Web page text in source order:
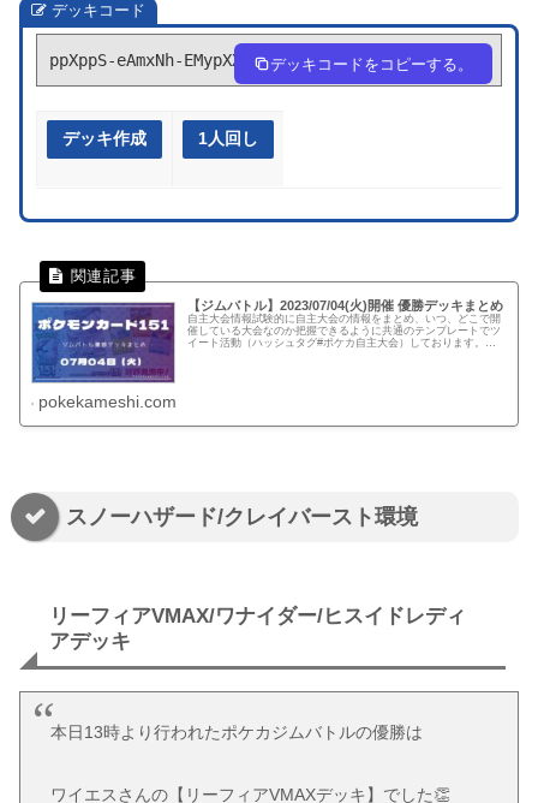
デッキコード
ppXppS-eAmxNh-EMypXX デッキコードをコピーする。
デッキ作成 1人回し
【ジムバトル】2023/07/04(火)開催 優勝デッキまとめ
自主大会情報試験的に自主大会の情報をまとめ、いつ、どこで開
催している大会なのか把握できるように共通のテンプレートでツ
イート活動（ハッシュタグ#ポケカ自主大会）しております。下
pokekameshi.com
スノーハザード/クレイバースト環境
リーフィアVMAX/ワナイダー/ヒスイドレディ
アデッキ
本日13時より行われたポケカジムバトルの優勝は
ワイエスさんの【リーフィアVMAXデッキ】でした👏